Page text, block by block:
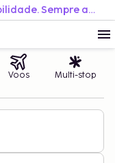
Reserve facilmente. Viaje com flexibilidade. Sempre ao melhor preço.
Voos Multi-stop